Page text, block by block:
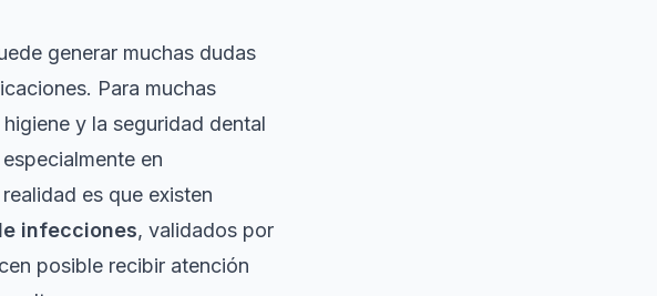
generar muchas dudas
Para muchas
y la seguridad dental
en
es que existen
infecciones, validados por
posible recibir atención